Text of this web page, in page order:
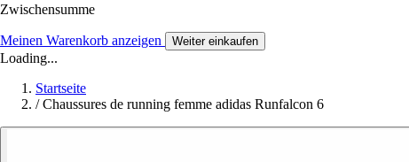
Zwischensumme
Meinen Warenkorb anzeigen Weiter einkaufen
Loading...
Startseite
/ Chaussures de running femme adidas Runfalcon 6